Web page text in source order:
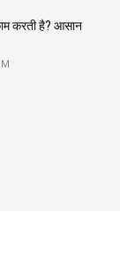
करती है? आसान